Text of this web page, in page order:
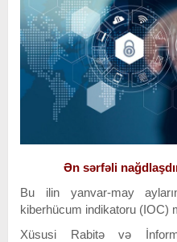
Ən sərfəli
Bu ilin yanvar-may
kiberhücum indikatoru (IOC)
Xüsusi Rabitə və